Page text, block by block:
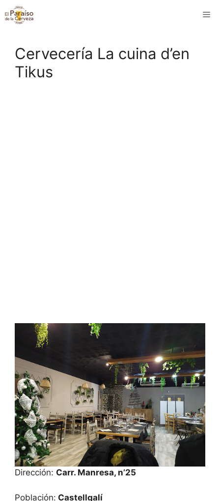
Saltar
al
Cervecería La cuina d’en
Tikus
Dirección: Carr. Manresa, n’25
Población: Castellgalí